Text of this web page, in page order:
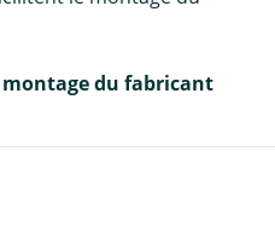
montage du fabricant